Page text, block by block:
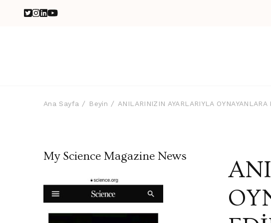
Ana Sayfa Beyin ANILARINIZIN AYARLARIYLA
My Science Magazine News